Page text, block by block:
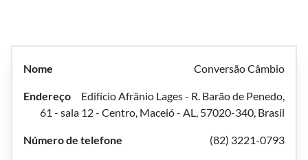
Conversão Câmbio
Edifício Afrânio Lages - R. Barão de Penedo,
61 - sala 12 - Centro, Maceió - AL, 57020-340, Brasil
(82) 3221-0793